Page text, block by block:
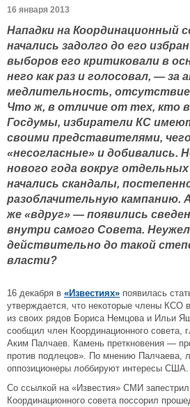
16 января 2013
Нападки на Координационный
начались задолго до его
выборов его критиковали в
него как раз и голосовал, — за
медлительность,
Что ж, в отличие от тех, кто
Госдумы, избиратели КС
своими представителями,
«несогласные» и добивались.
нового года вокруг
начались скандалы,
разоблачительную кампанию.
же «вдруг» — появились
внутри самого Совета.
действительно до такой
власти?
16 декабря в «Известиях» появилась
утверждается, что некоторые члены КСО
из своих рядов Бориса Немцова и Ильи
сообщил член Координационного совета,
Аким Палчаев. Камень преткновения —
против подлецов». По мнению Палчаева,
оппозиционеры лоббируют интересы США.
Со ссылкой на «Известия» СМИ
Координационного совета поссорил